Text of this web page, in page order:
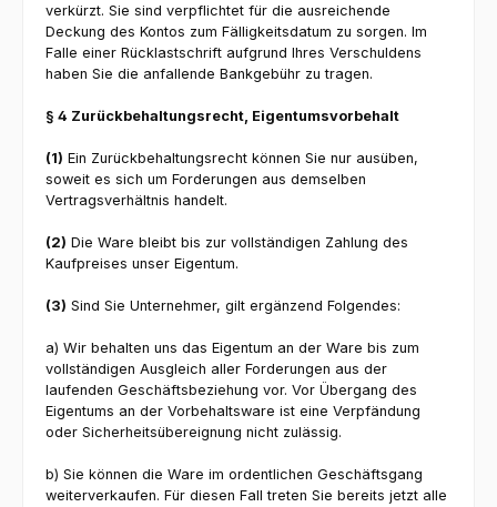
verkürzt. Sie sind verpflichtet für die ausreichende
Deckung des Kontos zum Fälligkeitsdatum zu sorgen. Im
Falle einer Rücklastschrift aufgrund Ihres Verschuldens
haben Sie die anfallende Bankgebühr zu tragen.
§ 4 Zurückbehaltungsrecht, Eigentumsvorbehalt
(1) Ein Zurückbehaltungsrecht können Sie nur ausüben,
soweit es sich um Forderungen aus demselben
Vertragsverhältnis handelt.
(2) Die Ware bleibt bis zur vollständigen Zahlung des
Kaufpreises unser Eigentum.
(3) Sind Sie Unternehmer, gilt ergänzend Folgendes:
a) Wir behalten uns das Eigentum an der Ware bis zum
vollständigen Ausgleich aller Forderungen aus der
laufenden Geschäftsbeziehung vor. Vor Übergang des
Eigentums an der Vorbehaltsware ist eine Verpfändung
oder Sicherheitsübereignung nicht zulässig.
b) Sie können die Ware im ordentlichen Geschäftsgang
weiterverkaufen. Für diesen Fall treten Sie bereits jetzt alle